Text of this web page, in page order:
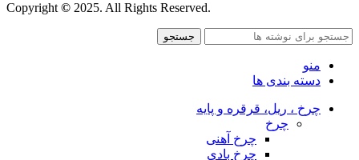
Copyright © 2025. All Rights Reserved.
جستجو
منو
دسته بندی ها
چرخ ، ریل، قرقره و پایه
چرخ
چرخ آهنی
چرخ بادی